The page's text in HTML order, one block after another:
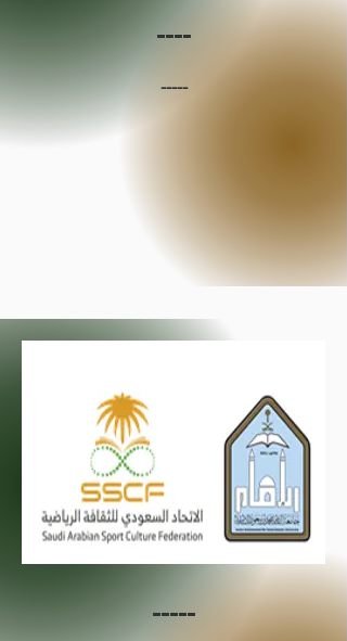
----
-----
-----